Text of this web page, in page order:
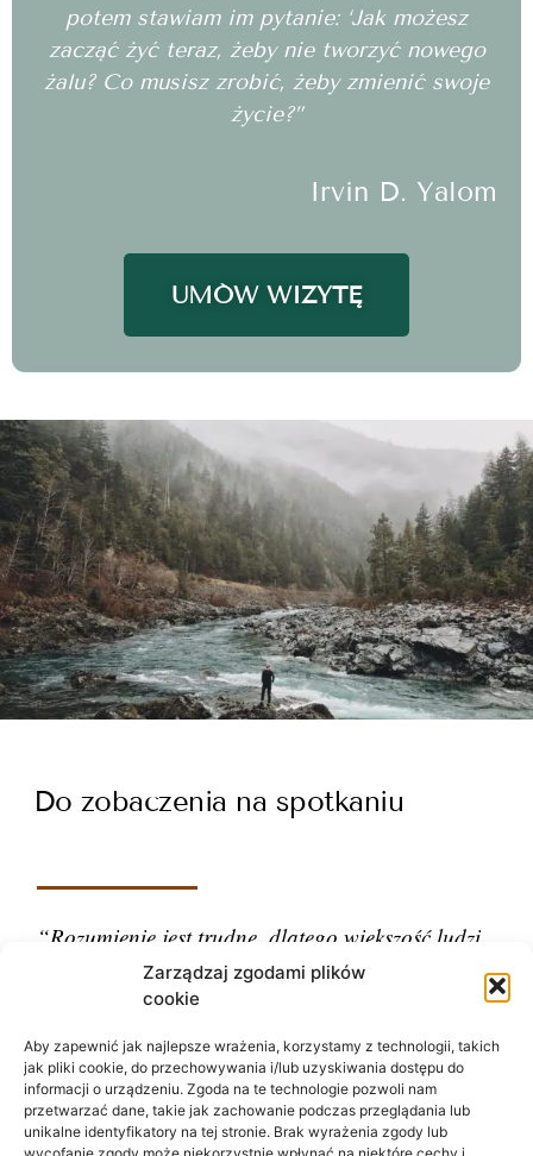
Zarządzaj zgodami plików
cookie
Aby zapewnić jak najlepsze wrażenia, korzystamy z technologii, takich
jak pliki cookie, do przechowywania i/lub uzyskiwania dostępu do
informacji o urządzeniu. Zgoda na te technologie pozwoli nam
przetwarzać dane, takie jak zachowanie podczas przeglądania lub
unikalne identyfikatory na tej stronie. Brak wyrażenia zgody lub
potem stawiam im pytanie: ‘Jak możesz
zacząć żyć teraz, żeby nie tworzyć nowego
żalu? Co musisz zrobić, żeby zmienić swoje
życie?”
Irvin D. Yalom
UMÓW WIZYTĘ
Do zobaczenia na spotkaniu
“Rozumienie jest trudne, dlatego większość ludzi
– Carl Gustav Jung